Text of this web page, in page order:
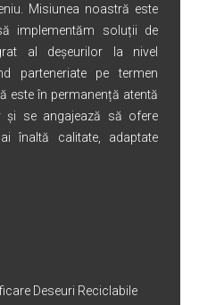
Misiunea noastră este
implementăm soluții de
al deșeurilor la nivel
parteneriate pe termen
este în permanență atentă
și se angajează să ofere
înaltă calitate, adaptate
Deseuri Reciclabile